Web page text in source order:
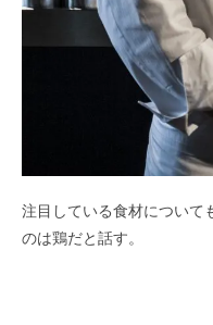
注目している食材について
のは鶏だと話す。